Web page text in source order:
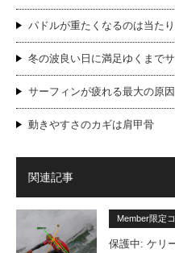
パドルが重たくなるのは当た
冬の波良い日に満足ゆくまで
サーフィンが疲れる最大の原因
動きやすさのカギは肩甲骨
関連記事
Member限定
保護中: ケリ